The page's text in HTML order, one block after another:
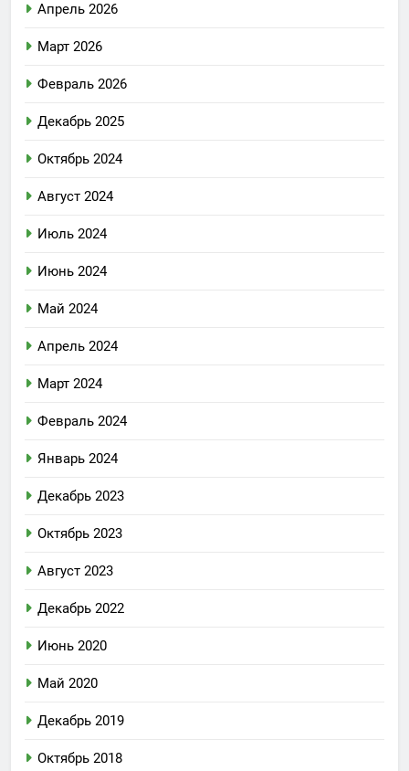
Апрель 2026
Март 2026
Февраль 2026
Декабрь 2025
Октябрь 2024
Август 2024
Июль 2024
Июнь 2024
Май 2024
Апрель 2024
Март 2024
Февраль 2024
Январь 2024
Декабрь 2023
Октябрь 2023
Август 2023
Декабрь 2022
Июнь 2020
Май 2020
Декабрь 2019
Октябрь 2018